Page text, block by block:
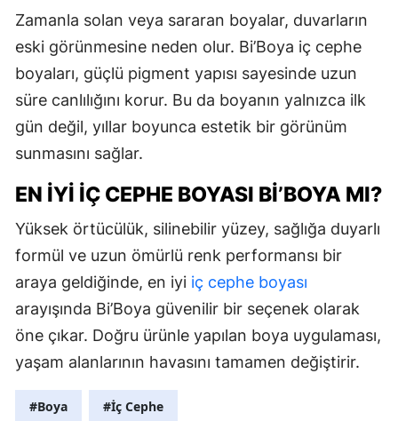
Zamanla solan veya sararan boyalar, duvarların
eski görünmesine neden olur. Bi’Boya iç cephe
boyaları, güçlü pigment yapısı sayesinde uzun
süre canlılığını korur. Bu da boyanın yalnızca ilk
gün değil, yıllar boyunca estetik bir görünüm
sunmasını sağlar.
EN İYI İÇ CEPHE BOYASI BI’BOYA MI?
Yüksek örtücülük, silinebilir yüzey, sağlığa duyarlı
formül ve uzun ömürlü renk performansı bir
araya geldiğinde, en iyi iç cephe boyası
arayışında Bi’Boya güvenilir bir seçenek olarak
öne çıkar. Doğru ürünle yapılan boya uygulaması,
yaşam alanlarının havasını tamamen değiştirir.
#Boya #İç Cephe